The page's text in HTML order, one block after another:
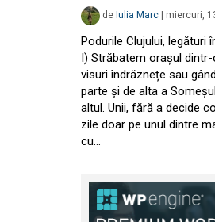
de Iulia Marc miercuri,
Podurile Clujului, legături
I) Străbatem orașul
visuri îndrăznețe sau
parte și de alta a
altul. Unii, fără a decide
zile doar pe unul dintre
cu…